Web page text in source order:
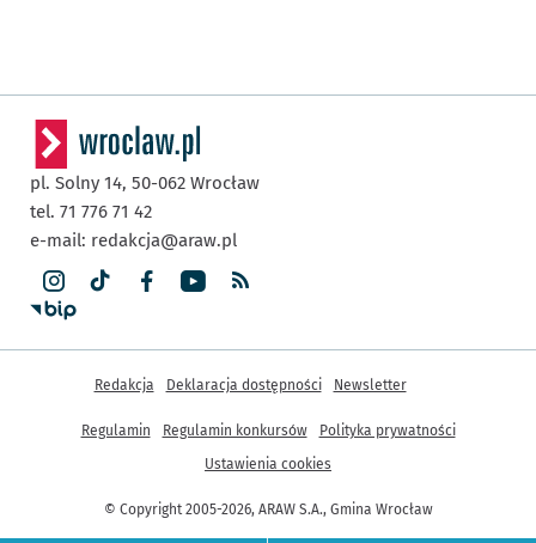
pl. Solny 14, 50-062 Wrocław
tel. 71 776 71 42
e-mail: redakcja@araw.pl
© Copyright 2005-2026, ARAW S.A., Gmina Wrocław
Inne informacje
Redakcja Deklaracja dostępności Newsletter
Regulamin Regulamin konkursów
Polityka prywatności
Ustawienia cookies